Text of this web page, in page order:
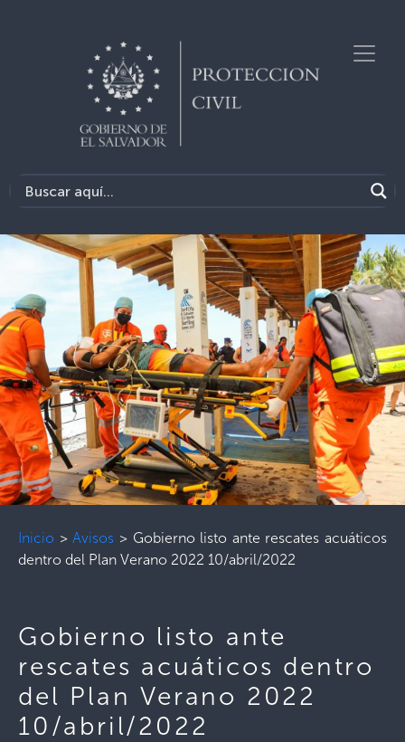
Inicio >Avisos > Gobierno listo ante rescates acuáticos
dentro del Plan Verano 2022 10/abril/2022
Gobierno listo ante
rescates acuáticos dentro
del Plan Verano 2022
10/abril/2022